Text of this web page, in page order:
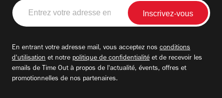
Entrez
votre
adresse
En entrant votre adresse mail, vous acceptez nos conditions
d'utilisation et notre politique de confidentialité et de recevoir les
emails de Time Out à propos de l'actualité, évents, offres et
promotionnelles de nos partenaires.